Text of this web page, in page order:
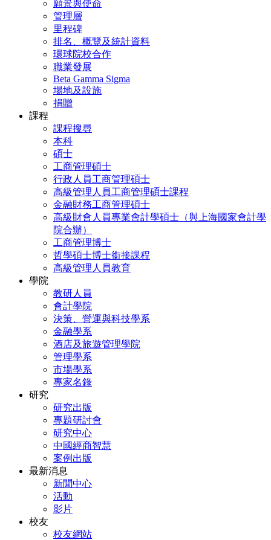
願景與使命
管理層
里程碑
排名、概覽及統計資料
環球院校合作
職業發展
Beta Gamma Sigma
場地及設施
捐贈
課程
課程搜尋
本科
碩士
工商管理碩士
行政人員工商管理碩士
高級管理人員工商管理碩士課程
金融財務工商管理碩士
高級財會人員專業會計學碩士（與上海國家會計學
院合辦）
工商管理博士
哲學碩士博士銜接課程
高級管理人員教育
學院
教研人員
會計學院
決策、營運與科技學系
金融學系
酒店及旅遊管理學院
管理學系
市場學系
專家名錄
研究
研究出版
專題研討會
研究中心
中國經商智慧
案例出版
最新消息
新聞中心
活動
影片
校友
校友網站